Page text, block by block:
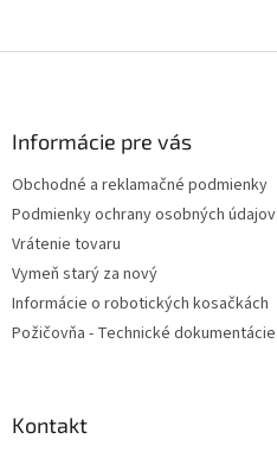
Informácie pre vás
Obchodné a reklamačné podmienky
Podmienky ochrany osobných údajov
Vrátenie tovaru
Vymeň starý za nový
Informácie o robotických kosačkách
Požičovňa - Technické dokumentácie
Kontakt